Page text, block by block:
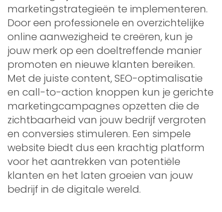
marketingstrategieën te implementeren.
Door een professionele en overzichtelijke
online aanwezigheid te creëren, kun je
jouw merk op een doeltreffende manier
promoten en nieuwe klanten bereiken.
Met de juiste content, SEO-optimalisatie
en call-to-action knoppen kun je gerichte
marketingcampagnes opzetten die de
zichtbaarheid van jouw bedrijf vergroten
en conversies stimuleren. Een simpele
website biedt dus een krachtig platform
voor het aantrekken van potentiële
klanten en het laten groeien van jouw
bedrijf in de digitale wereld.